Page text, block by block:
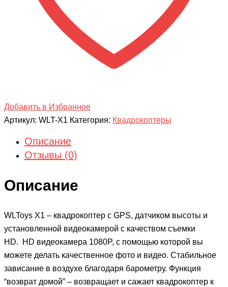
Добавить в Избранное
Артикул: WLT-X1 Категория: Квадрокоптеры
Описание
Отзывы (0)
Описание
WLToys X1 – квадрокоптер с GPS, датчиком высоты и
установленной видеокамерой с качеством съемки
HD. HD видеокамера 1080P, с помощью которой вы
можете делать качественное фото и видео. Стабильное
зависание в воздухе благодаря барометру. Функция
“возврат домой” – возвращает и сажает квадрокоптер к